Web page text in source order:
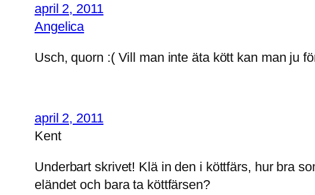
april 2, 2011
Angelica
Usch, quorn :( Vill man inte äta kött kan man ju
april 2, 2011
Kent
Underbart skrivet! Klä in den i köttfärs, hur bra
eländet och bara ta köttfärsen?